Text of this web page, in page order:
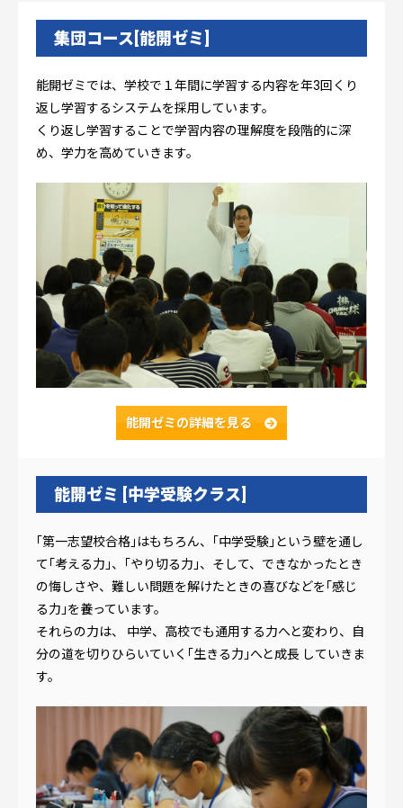
集団コース[能開ゼミ]
能開ゼミでは、学校で１年間に学習する内容を年3回くり
返し学習するシステムを採用しています。
くり返し学習することで学習内容の理解度を段階的に深
め、学力を高めていきます。
能開ゼミの詳細を見る
能開ゼミ [中学受験クラス]
｢第一志望校合格｣はもちろん、｢中学受験｣という壁を通し
て｢考える力｣、｢やり切る力｣、そして、できなかったとき
の悔しさや、難しい問題を解けたときの喜びなどを｢感じ
る力｣を養っています。
それらの力は、 中学、高校でも通用する力へと変わり、自
分の道を切りひらいていく｢生きる力｣へと成長 していきま
す。